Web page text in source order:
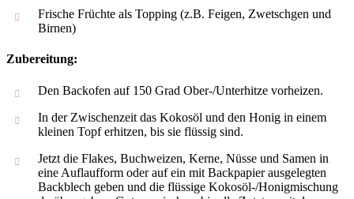
Frische Früchte als Topping (z.B. Feigen, Zwetschgen und
Birnen)
Zubereitung:
Den Backofen auf 150 Grad Ober-/Unterhitze vorheizen.
In der Zwischenzeit das Kokosöl und den Honig in einem
kleinen Topf erhitzen, bis sie flüssig sind.
Jetzt die Flakes, Buchweizen, Kerne, Nüsse und Samen in
eine Auflaufform oder auf ein mit Backpapier ausgelegten
Backblech geben und die flüssige Kokosöl-/Honigmischung